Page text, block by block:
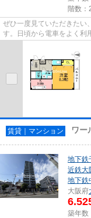
階数：
ぜひ一度見ていただきたい
す。日頃から電車をよく利
眺めの良い物件です。大阪
賃貸｜マンション ワー
地下鉄
近鉄大
地下鉄
大阪府
築年数